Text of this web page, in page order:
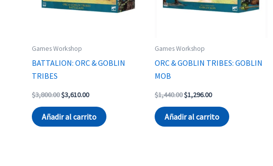
Games Workshop
BATTALION: ORC & GOBLIN
TRIBES
$3,800.00Original
was:
$3,800.00.
$3,610.00Current
is:
$3,610.00.
Añadir al carrito
Games Workshop
ORC & GOBLIN TRIBES: GOBLIN
MOB
$1,440.00Original
was:
$1,440.00.
$1,296.00Current
is:
$1,296.00.
Añadir al carrito